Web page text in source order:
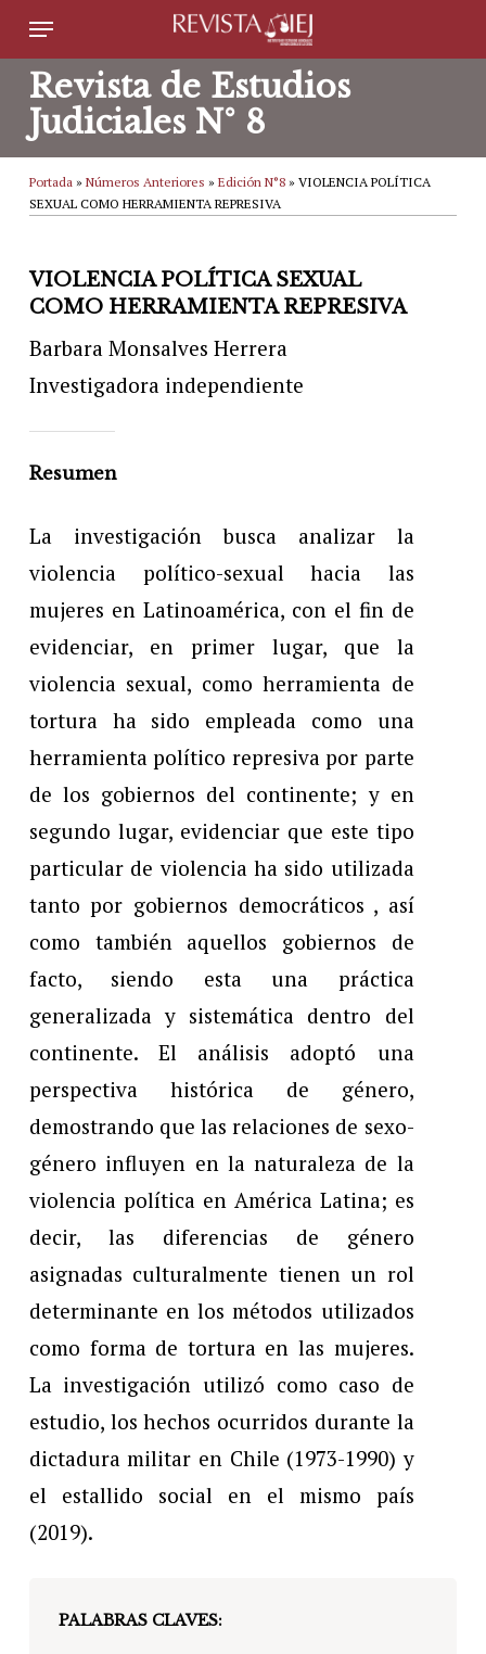
Skip
to
main
content
Menu
Revista de Estudios
Judiciales N° 8
Portada »Números Anteriores »Edición N°8 »VIOLENCIA POLÍTICA
SEXUAL COMO HERRAMIENTA REPRESIVA
VIOLENCIA POLÍTICA SEXUAL
COMO HERRAMIENTA REPRESIVA
Barbara Monsalves Herrera
Investigadora independiente
Resumen
La investigación busca analizar la
violencia político-sexual hacia las
mujeres en Latinoamérica, con el fin de
evidenciar, en primer lugar, que la
violencia sexual, como herramienta de
tortura ha sido empleada como una
herramienta político represiva por parte
de los gobiernos del continente; y en
segundo lugar, evidenciar que este tipo
particular de violencia ha sido utilizada
tanto por gobiernos democráticos , así
como también aquellos gobiernos de
facto, siendo esta una práctica
generalizada y sistemática dentro del
continente. El análisis adoptó una
perspectiva histórica de género,
demostrando que las relaciones de sexo-
género influyen en la naturaleza de la
violencia política en América Latina; es
decir, las diferencias de género
asignadas culturalmente tienen un rol
determinante en los métodos utilizados
como forma de tortura en las mujeres.
La investigación utilizó como caso de
estudio, los hechos ocurridos durante la
dictadura militar en Chile (1973-1990) y
el estallido social en el mismo país
(2019).
PALABRAS CLAVES: